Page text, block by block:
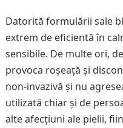
Datorită formulării sale
extrem de eficientă în
sensibile. De multe ori,
provoca roșeață și
non-invazivă și nu
utilizată chiar și de
alte afecțiuni ale pielii,